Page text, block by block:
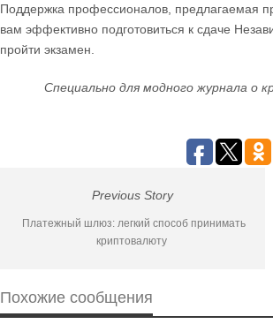
Поддержка профессионалов, предлагаемая
вам эффективно подготовиться к сдаче
пройти экзамен.
Специально для модного журнала о
Previous Story
Платежный шлюз: легкий способ принимать
криптовалюту
Похожие сообщения